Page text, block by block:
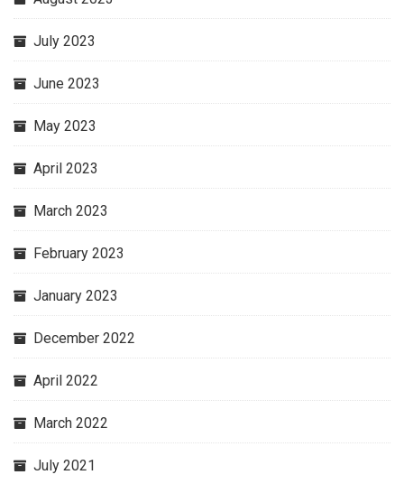
July 2023
June 2023
May 2023
April 2023
March 2023
February 2023
January 2023
December 2022
April 2022
March 2022
July 2021